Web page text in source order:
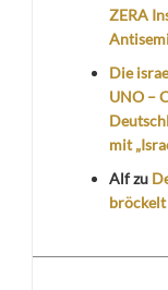
ZERA
Die
UNO –
mit
Alfzu
bröckelt